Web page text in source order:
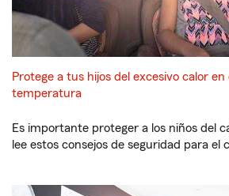
Protege a tus hijos del excesivo calor
temperatura
Es importante proteger a los niños del
lee estos consejos de seguridad para el